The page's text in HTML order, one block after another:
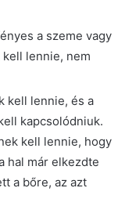
a szeme vagy
kell lennie, nem
kell lennie, és a
kapcsolódniuk.
kell lennie, hogy
hal már elkezdte
a bőre, az azt